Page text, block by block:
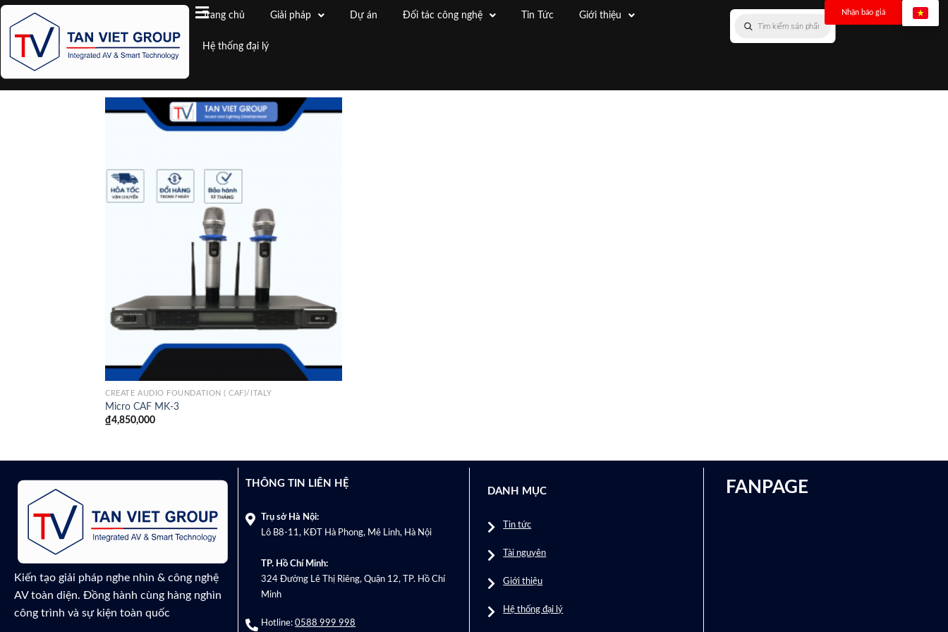
Trang chủ Giải pháp Dự án Đối tác công nghệ Tin Tức Giới thiệu
Hệ thống đại lý
Nhận báo giá
CREATE AUDIO FOUNDATION ( CAF)/ITALY
Micro CAF MK-3
₫4,850,000
Kiến tạo giải pháp nghe nhìn & công nghệ
AV toàn diện. Đồng hành cùng hàng nghìn
công trình và sự kiện toàn quốc
THÔNG TIN LIÊN HỆ
Trụ sở Hà Nội:
Lô B8-11, KĐT Hà Phong, Mê Linh, Hà Nội
TP. Hồ Chí Minh:
324 Đường Lê Thị Riêng, Quận 12, TP. Hồ Chí
Minh
Hotline:0588 999 998
DANH MỤC
Tin tức
Tài nguyên
Giới thiệu
Hệ thống đại lý
FANPAGE